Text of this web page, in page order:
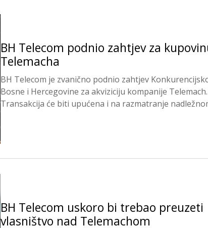
BH Telecom podnio zahtjev za
Telemacha
BH Telecom je zvanično podnio zahtjev
Bosne i Hercegovine za akviziciju kompanije Telemach.
Transakcija će biti upućena i na razmatranje
BH Telecom uskoro bi trebao preuzeti
vlasništvo nad Telemachom